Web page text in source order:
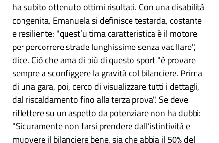
ha subito ottenuto ottimi risultati. Con una disabilità
congenita, Emanuela si definisce testarda, costante
e resiliente: "quest’ultima caratteristica è il motore
per percorrere strade lunghissime senza vacillare",
dice. Ciò che ama di più di questo sport "è provare
sempre a sconfiggere la gravità col bilanciere. Prima
di una gara, poi, cerco di visualizzare tutti i dettagli,
dal riscaldamento fino alla terza prova". Se deve
riflettere su un aspetto da potenziare non ha dubbi:
"Sicuramente non farsi prendere dall’istintività e
muovere il bilanciere bene, sia che abbia il 50% del